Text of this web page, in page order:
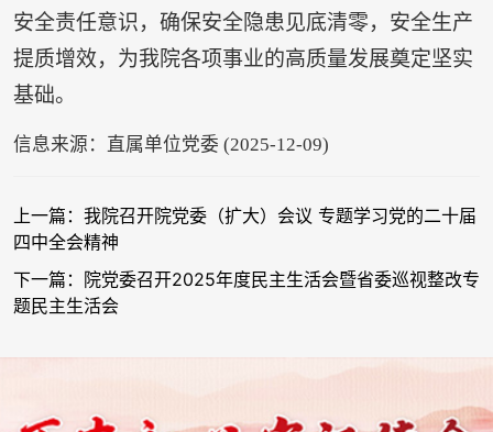
安全责任意识，确保安全隐患见底清零，安全生产
提质增效，为我院各项事业的高质量发展奠定坚实
基础。
信息来源：直属单位党委 (2025-12-09)
上一篇：我院召开院党委（扩大）会议 专题学习党的二十届
四中全会精神
下一篇：院党委召开2025年度民主生活会暨省委巡视整改专
题民主生活会